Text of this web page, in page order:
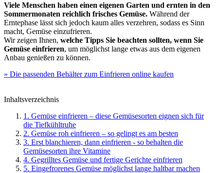
Viele Menschen haben einen eigenen Garten und ernten in den
Sommermonaten reichlich frisches Gemüse. Während der
Erntephase lässt sich jedoch kaum alles verzehren, sodass es Sinn
macht, Gemüse einzufrieren.
Wir zeigen Ihnen, welche Tipps Sie beachten sollten, wenn Sie
Gemüse einfrieren, um möglichst lange etwas aus dem eigenen
Anbau genießen zu können.
» Die passenden Behälter zum Einfrieren online kaufen
Inhaltsverzeichnis
1. Gemüse einfrieren – diese Gemüsesorten eignen sich für
die Tiefkühltruhe
2. Gemüse roh einfrieren – so gelingt es am besten
3. Erst blanchieren, dann einfrieren - so behalten die
Gemüsesorten ihre Vitamine
4. Gegrilltes Gemüse und fertige Gerichte einfrieren
5. Eingefrorenes Gemüse möglichst lange haltbar machen